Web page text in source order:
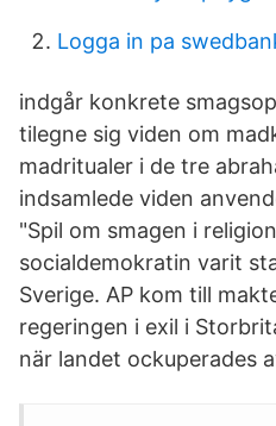
Logga in pa
indgår konkrete
tilegne sig viden om
madritualer i de tre
indsamlede viden
"Spil om smagen i
socialdemokratin varit
Sverige. AP kom till
regeringen i exil i
när landet ockuperades